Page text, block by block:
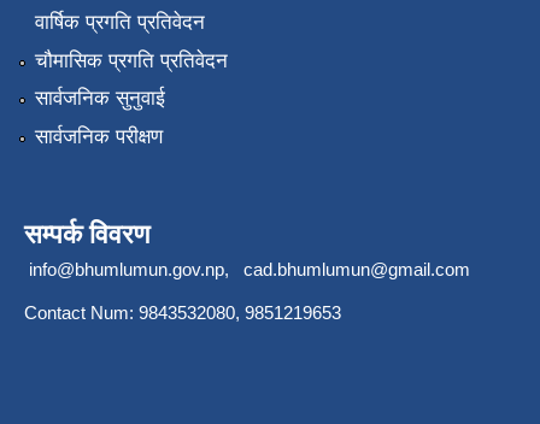
वार्षिक प्रगति प्रतिवेदन
चौमासिक प्रगति प्रतिवेदन
सार्वजनिक सुनुवाई
सार्वजनिक परीक्षण
सम्पर्क विवरण
info@bhumlumun.gov.np, cad.bhumlumun@gmail.com
Contact Num: 9843532080, 9851219653